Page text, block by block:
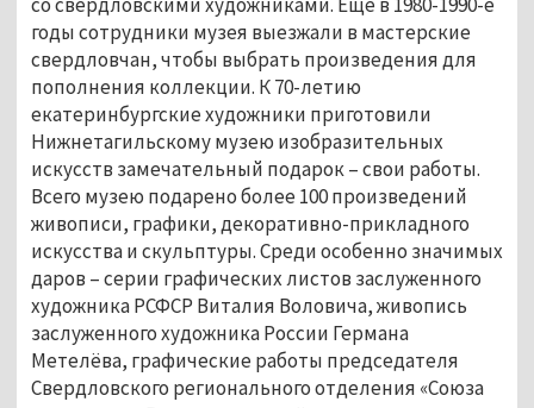
годы сотрудники музея выезжали в мастерские
свердловчан, чтобы выбрать произведения для
пополнения коллекции. К 70-летию
екатеринбургские художники приготовили
Нижнетагильскому музею изобразительных
искусств замечательный подарок – свои работы.
Всего музею подарено более 100 произведений
живописи, графики, декоративно-прикладного
искусства и скульптуры. Среди особенно значимых
даров – серии графических листов заслуженного
художника РСФСР Виталия Воловича, живопись
заслуженного художника России Германа
Метелёва, графические работы председателя
Свердловского регионального отделения «Союза